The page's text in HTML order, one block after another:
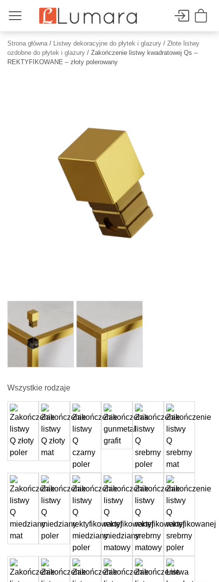
Strona główna/ Listwy dekoracyjne do płytek i glazury / Złote listwy
ozdobne do płytek i glazury / Zakończenie listwy kwadratowej Qs –
REKTYFIKOWANE – złoty polerowany
Wszystkie rodzaje